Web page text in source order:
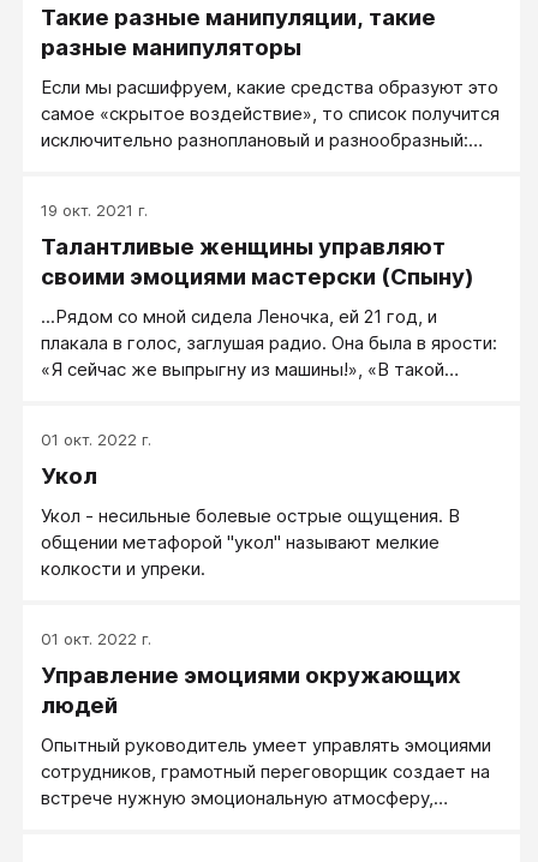
Такие разные манипуляции, такие
разные манипуляторы
Если мы расшифруем, какие средства образуют это
самое «скрытое воздействие», то список получится
исключительно разноплановый и разнообразный:
игра на слабостях партнера, выигрыш в скорости,
отвлечение внимания, привлечение внимания не
туда, аккуратные или смелые интерпретации — и
допустимыми в разумных рамках, а иногда, при
красивом и мастерском использовании, вызывают и
одобрение, и восхищение.
19 окт. 2021 г.
Талантливые женщины управляют
своими эмоциями мастерски (Спыну)
...Рядом со мной сидела Леночка, ей 21 год, и
плакала в голос, заглушая радио. Она была в ярости:
«Я сейчас же выпрыгну из машины!», «В такой
01 окт. 2022 г.
Укол
Укол - несильные болевые острые ощущения. В
общении метафорой "укол" называют мелкие
колкости и упреки.
01 окт. 2022 г.
Управление эмоциями окружающих
людей
Опытный руководитель умеет управлять эмоциями
сотрудников, грамотный переговорщик создает на
встрече нужную эмоциональную атмосферу,